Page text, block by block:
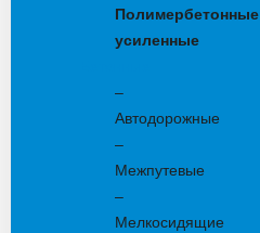
Полимербетонные
усиленные
–
Автодорожные
–
Межпутевые
–
Мелкосидящие